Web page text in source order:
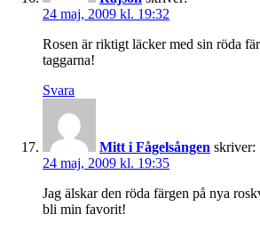
24 maj, 2009 kl. 19:32
Rosen är riktigt läcker med sin röda
taggarna!
Svara
Mitt i Fågelsången skriver:
24 maj, 2009 kl. 19:35
Jag älskar den röda färgen på nya
bli min favorit!